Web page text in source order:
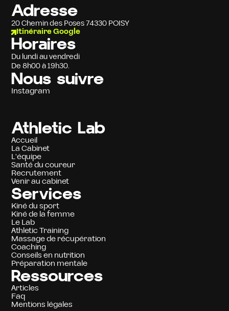
Adresse
20 Chemin des Poses 74330 POISY
Itinéraire Google
Horaires
Du lundi au vendredi
De 8h00 à 19h30.
Nous suivre
Instagram
Athletic Lab
Accueil
La Cabinet
L'équipe
Santé du coureur
Recrutement
Venir au cabinet
Services
Kiné du sport
Kiné de la femme
Le Lab
Athletic Training
Massage de récupération
Coaching
Conseils en nutrition
Préparation mentale
Ressources
Articles
Faq
Mentions légales